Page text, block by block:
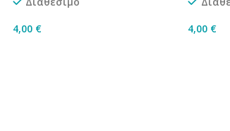
4,00 €
4,00 €